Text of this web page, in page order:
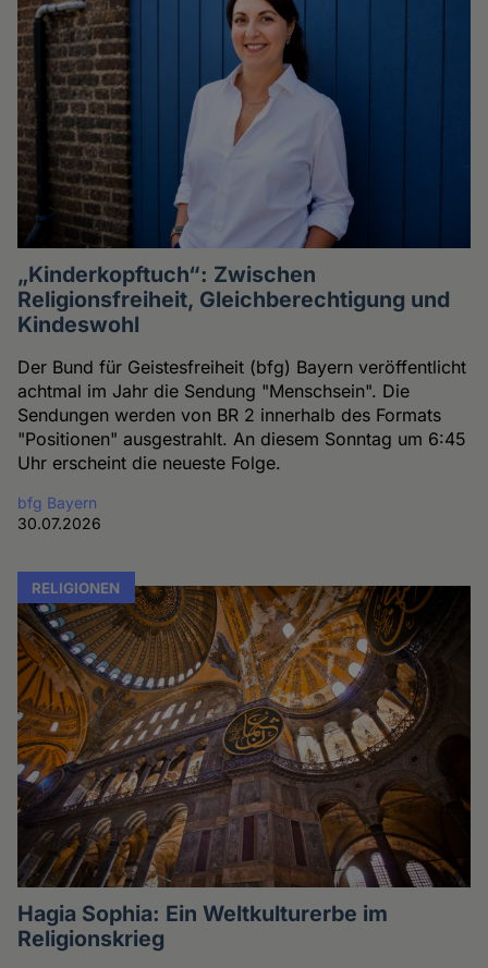
„Kinderkopftuch“: Zwischen
Religionsfreiheit, Gleichberechtigung und
Kindeswohl
Der Bund für Geistesfreiheit (bfg) Bayern veröffentlicht
achtmal im Jahr die Sendung "Menschsein". Die
Sendungen werden von BR 2 innerhalb des Formats
"Positionen" ausgestrahlt. An diesem Sonntag um 6:45
Uhr erscheint die neueste Folge.
bfg Bayern
30.07.2026
RELIGIONEN
Hagia Sophia: Ein Weltkulturerbe im
Religionskrieg